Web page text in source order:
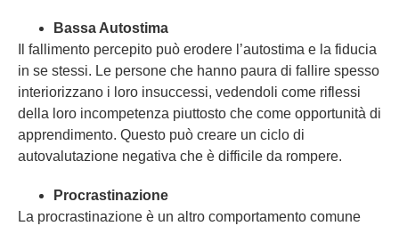
Bassa Autostima
Il fallimento percepito può erodere l’autostima e la fiducia
in se stessi. Le persone che hanno paura di fallire spesso
interiorizzano i loro insuccessi, vedendoli come riflessi
della loro incompetenza piuttosto che come opportunità di
apprendimento. Questo può creare un ciclo di
autovalutazione negativa che è difficile da rompere.
Procrastinazione
La procrastinazione è un altro comportamento comune